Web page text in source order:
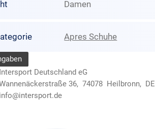
Damen
Apres Schuhe
Intersport Deutschland eG
36, 74078 Heilbronn, DE
info@intersport.de